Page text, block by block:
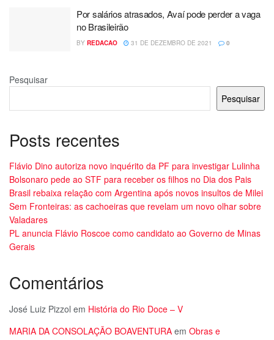
Por salários atrasados, Avaí pode perder a vaga
no Brasileirão
BY REDACAO 31 DE DEZEMBRO DE 2021 0
Pesquisar
Pesquisar
Posts recentes
Flávio Dino autoriza novo inquérito da PF para investigar Lulinha
Bolsonaro pede ao STF para receber os filhos no Dia dos Pais
Brasil rebaixa relação com Argentina após novos insultos de Milei
Sem Fronteiras: as cachoeiras que revelam um novo olhar sobre
Valadares
PL anuncia Flávio Roscoe como candidato ao Governo de Minas
Gerais
Comentários
José Luiz Pizzol em História do Rio Doce – V
MARIA DA CONSOLAÇÃO BOAVENTURA em Obras e